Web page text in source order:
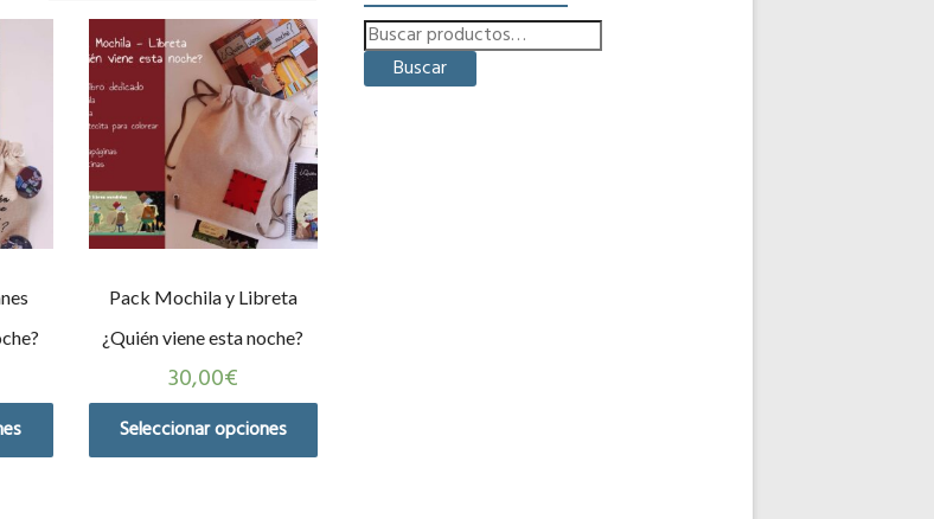
Pack Mochila y Libreta
¿Quién viene esta noche?
30,00€
Seleccionar opciones
Buscar